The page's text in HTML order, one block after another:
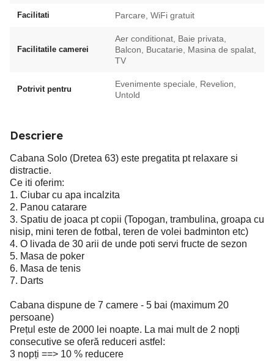
Facilitati Parcare, WiFi gratuit
Facilitatile camerei
Aer conditionat, Baie privata,
Balcon, Bucatarie, Masina de spalat,
TV
Potrivit pentru
Evenimente speciale, Revelion,
Untold
Descriere
Cabana Solo (Dretea 63) este pregatita pt relaxare si
distractie.
Ce iti oferim:
1. Ciubar cu apa incalzita
2. Panou catarare
3. Spatiu de joaca pt copii (Topogan, trambulina, groapa cu
nisip, mini teren de fotbal, teren de volei badminton etc)
4. O livada de 30 arii de unde poti servi fructe de sezon
5. Masa de poker
6. Masa de tenis
7. Darts
Cabana dispune de 7 camere - 5 bai (maximum 20
persoane)
Prețul este de 2000 lei noapte. La mai mult de 2 nopți
consecutive se oferă reduceri astfel:
3 nopți ==> 10 % reducere